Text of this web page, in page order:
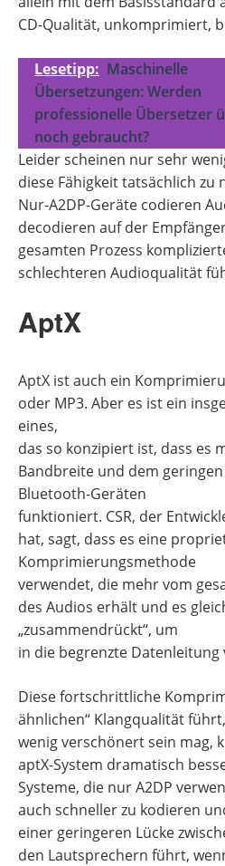
CD-Qualität, unkomprimiert,
Lesetipp: Maschinelle
Übersetzungen: Werden
professionelle Übersetzer
noch gebraucht?
Leider scheinen nur sehr
diese Fähigkeit tatsächlich zu
Nur-A2DP-Geräte codieren
decodieren auf der
gesamten Prozess
schlechteren Audioqualität
AptX
AptX ist auch ein
oder MP3. Aber es ist ein
eines,
das so konzipiert ist, dass es
Bandbreite und dem
Bluetooth-Geräten
funktioniert. CSR, der
hat, sagt, dass es eine
Komprimierungsmethode
verwendet, die mehr vom
des Audios erhält und es
„zusammendrückt“, um
in die begrenzte Datenleitung
Diese fortschrittliche
ähnlichen“ Klangqualität
wenig verschönert sein mag,
aptX-System dramatisch
Systeme, die nur A2DP
auch schneller zu kodieren
einer geringeren Lücke
den Lautsprechern führt,